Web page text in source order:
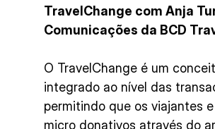
TravelChange com Anja
Comunicações da BCD
O TravelChange é um
integrado ao nível das
permitindo que os viajantes
micro donativos através do